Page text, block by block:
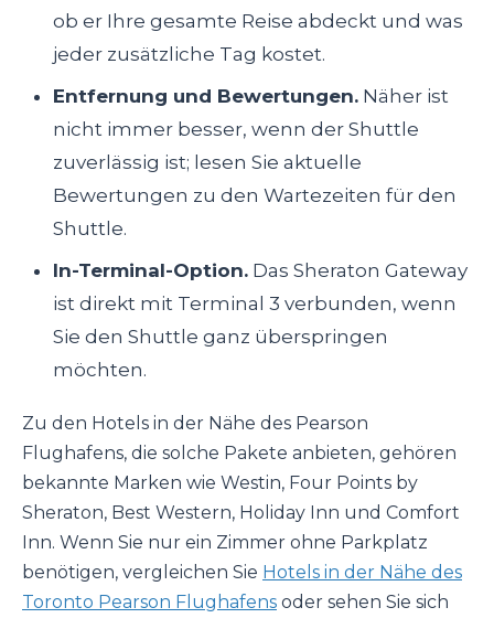
ob er Ihre gesamte Reise abdeckt und was
jeder zusätzliche Tag kostet.
Entfernung und Bewertungen. Näher ist
nicht immer besser, wenn der Shuttle
zuverlässig ist; lesen Sie aktuelle
Bewertungen zu den Wartezeiten für den
Shuttle.
In-Terminal-Option. Das Sheraton Gateway
ist direkt mit Terminal 3 verbunden, wenn
Sie den Shuttle ganz überspringen
möchten.
Zu den Hotels in der Nähe des Pearson
Flughafens, die solche Pakete anbieten, gehören
bekannte Marken wie Westin, Four Points by
Sheraton, Best Western, Holiday Inn und Comfort
Inn. Wenn Sie nur ein Zimmer ohne Parkplatz
benötigen, vergleichen Sie Hotels in der Nähe des
Toronto Pearson Flughafens oder sehen Sie sich